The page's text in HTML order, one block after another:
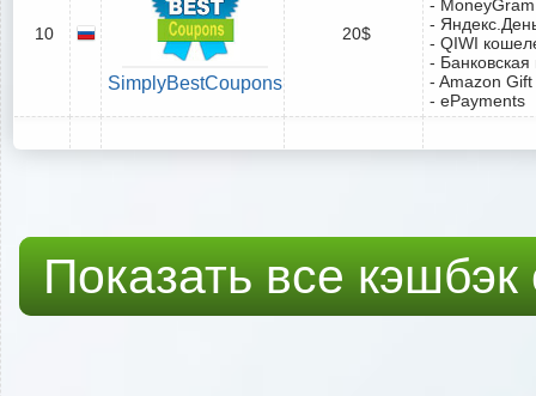
10
SimplyBestCoupons
20$
- MoneyGram
-
- QIWI
-
- Amazon
- ePayments
Показать все